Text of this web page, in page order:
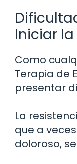
Iniciar
Como
Terapia de
presentar
La
que a
doloroso,